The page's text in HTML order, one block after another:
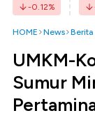
-0.12%
HOME News Berita
UMKM-
Sumur